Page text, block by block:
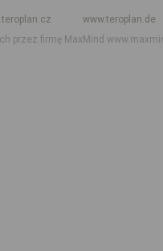
www.teroplan.de
przez firmę MaxMind